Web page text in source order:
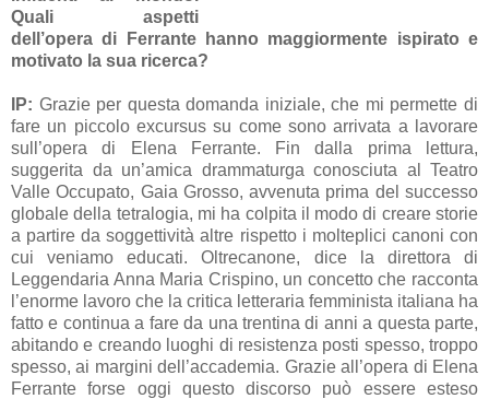
Quali aspetti
dell’opera di Ferrante hanno maggiormente ispirato e
motivato la sua ricerca?
IP: Grazie per questa domanda iniziale, che mi permette di
fare un piccolo excursus su come sono arrivata a lavorare
sull’opera di Elena Ferrante. Fin dalla prima lettura,
suggerita da un’amica drammaturga conosciuta al Teatro
Valle Occupato, Gaia Grosso, avvenuta prima del successo
globale della tetralogia, mi ha colpita il modo di creare storie
a partire da soggettività altre rispetto i molteplici canoni con
cui veniamo educati. Oltrecanone, dice la direttora di
Leggendaria Anna Maria Crispino, un concetto che racconta
l’enorme lavoro che la critica letteraria femminista italiana ha
fatto e continua a fare da una trentina di anni a questa parte,
abitando e creando luoghi di resistenza posti spesso, troppo
spesso, ai margini dell’accademia. Grazie all’opera di Elena
Ferrante forse oggi questo discorso può essere esteso